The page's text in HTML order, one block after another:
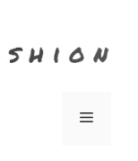
Menu